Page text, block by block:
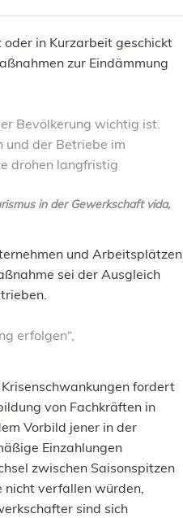
in Kurzarbeit geschickt
zur Eindämmung
Bevölkerung wichtig ist.
und der Betriebe im
drohen langfristig
in der Gewerkschaft vida,
und Arbeitsplätzen
sei der Ausgleich
erfolgen“,
fordert
von Fachkräften in
Vorbild jener in der
Einzahlungen
zwischen Saisonspitzen
verfallen würden,
sind sich